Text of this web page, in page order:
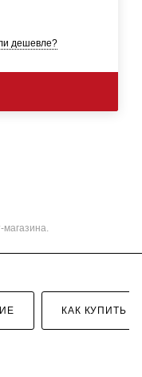
дешевле?
магазина.
КАК КУПИТЬ